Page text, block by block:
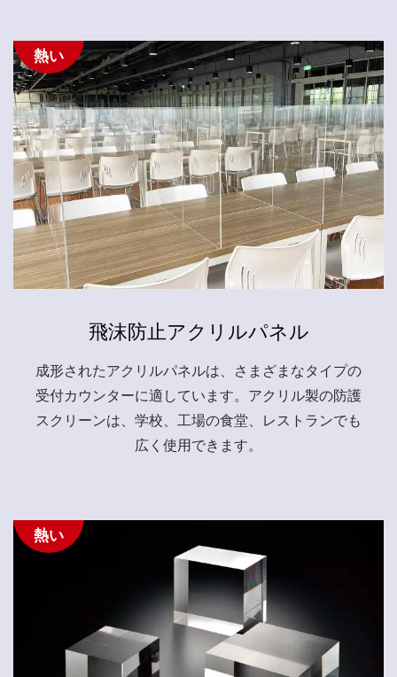
熱い
飛沫防止アクリルパネル
成形されたアクリルパネルは、さまざまなタイプの
受付カウンターに適しています。アクリル製の防護
スクリーンは、学校、工場の食堂、レストランでも
広く使用できます。
熱い